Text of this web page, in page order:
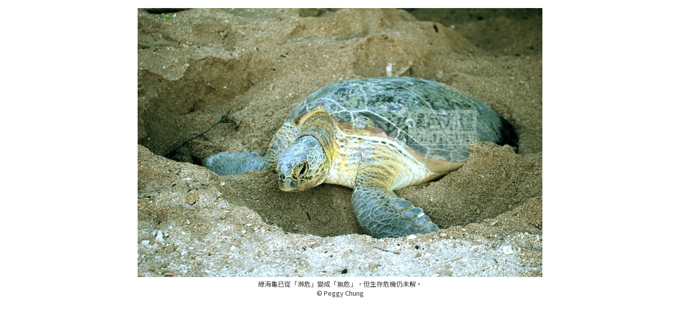
綠海龜已從「瀕危」變成「無危」，但生存危機仍未解。
© Peggy Chung